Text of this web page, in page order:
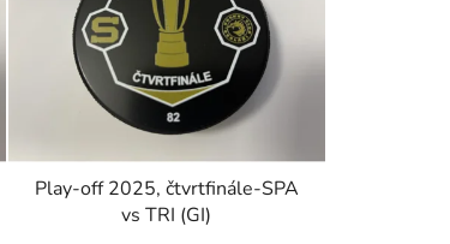
p
k
t
Play-off 2025, čtvrtfinále-SPA
vs TRI (GI)